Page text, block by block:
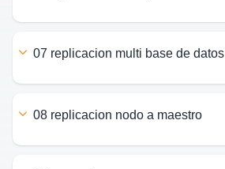
07 replicacion multi base de datos
08 replicacion nodo a maestro